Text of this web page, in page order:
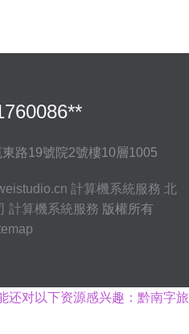
路19號院2號樓10層1005
計算機系統服務 北
計算機系統服務 版權所有
还对以下资源感兴趣：黔南字旅